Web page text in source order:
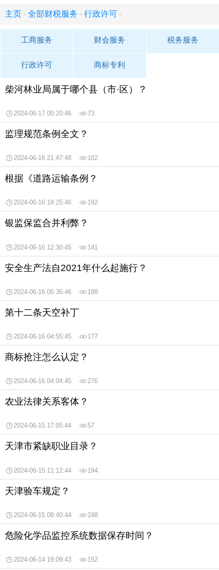
主页 > 全部财税服务 > 行政许可 >
工商服务 财会服务 税务服务
行政许可 商标专利
柴河林业局属于哪个县（市·区）？
2024-06-17 00:20:46 73
监理规范条例全文？
2024-06-16 21:47:48 102
根据《道路运输条例？
2024-06-16 18:25:46 192
银监保监合并利弊？
2024-06-16 12:30:45 141
安全生产法自2021年什么起施行？
2024-06-16 06:36:46 188
第十二条天空补丁
2024-06-16 04:55:45 177
商标抢注怎么认定？
2024-06-16 04:04:45 276
农业法律关系客体？
2024-06-15 17:05:44 57
天津市紧缺职业目录？
2024-06-15 11:12:44 194
天津验车规定？
2024-06-15 08:40:44 248
危险化学品监控系统数据保存时间？
2024-06-14 19:09:43 152